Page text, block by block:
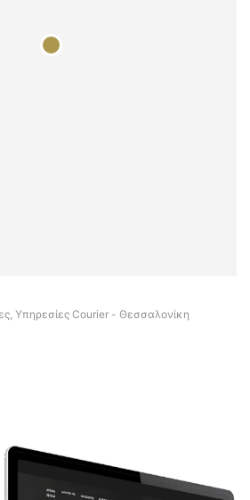
Υπηρεσίες Courier - Θεσσαλονίκη